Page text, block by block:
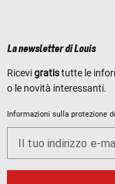
La newsletter di Louis
Ricevigratistutte le
o le novità interessanti.
Informazioni sulla protezione
Il tuo indirizzo e-